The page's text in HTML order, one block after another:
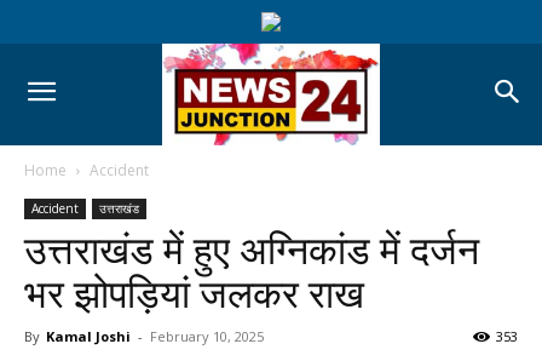
Home Accident
Accident उत्तराखंड
उत्तराखंड में हुए अग्निकांड में दर्जन
भर झोपड़ियां जलकर राख
By Kamal Joshi - February 10, 2025 353